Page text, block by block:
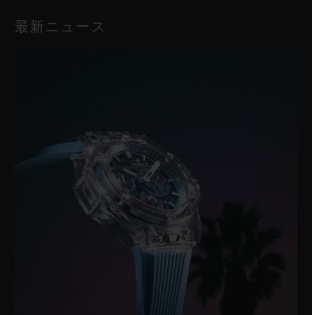
72時間
明裏地付きラバー＆ブラックベルクロ
最新ニュース